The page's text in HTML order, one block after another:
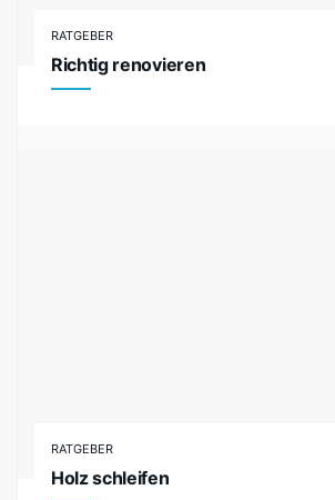
RATGEBER
Richtig renovieren
RATGEBER
Holz schleifen